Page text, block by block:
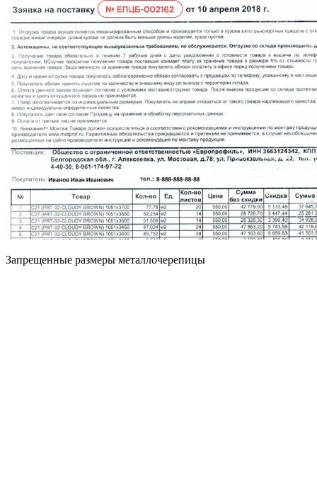
Запрещенные размеры металлочерепицы